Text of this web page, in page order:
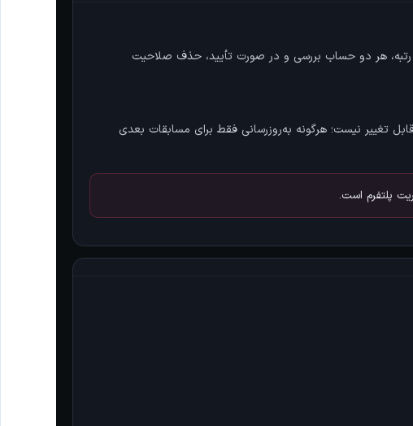
هر دو حساب بررسی و در صورت تأیید، حذف صلاحیت
تغییر نیست؛ هرگونه به‌روزرسانی فقط برای مسابقات بعدی
پلتفرم است.